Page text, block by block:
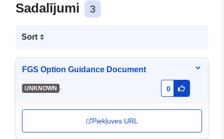
Sadalījumi 3
Sort
FGS Option Guidance Document
UNKNOWN - 0
Piekļuves URL